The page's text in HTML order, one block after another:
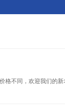
格不同，欢迎我们的